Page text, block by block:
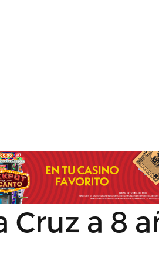
Cruz a 8